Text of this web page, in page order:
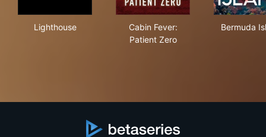
Lighthouse
Cabin Fever:
Patient Zero
Bermuda